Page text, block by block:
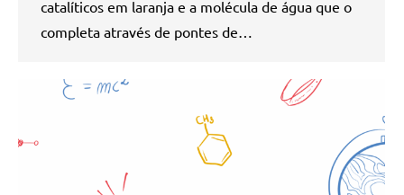
catalíticos em laranja e a molécula de água que o
completa através de pontes de…